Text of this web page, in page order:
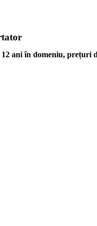
12 ani în domeniu, prețuri